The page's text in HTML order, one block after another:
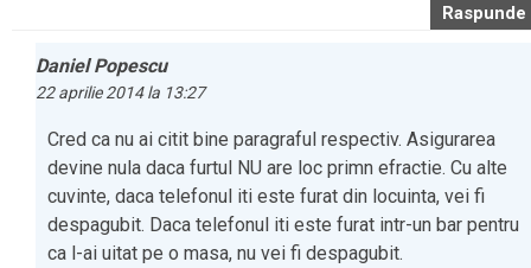
Raspunde
Daniel Popescu
22 aprilie 2014 la 13:27
Cred ca nu ai citit bine paragraful respectiv. Asigurarea
devine nula daca furtul NU are loc primn efractie. Cu alte
cuvinte, daca telefonul iti este furat din locuinta, vei fi
despagubit. Daca telefonul iti este furat intr-un bar pentru
ca l-ai uitat pe o masa, nu vei fi despagubit.